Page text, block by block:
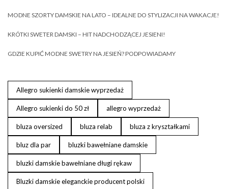
MODNE SZORTY DAMSKIE NA LATO – IDEALNE DO STYLIZACJI NA WAKACJE!
KRÓTKI SWETER DAMSKI – HIT NADCHODZĄCEJ JESIENI!
GDZIE KUPIĆ MODNE SWETRY NA JESIEŃ? PODPOWIADAMY
Allegro sukienki damskie wyprzedaż
Allegro sukienki do 50 zł allegro wyprzedaż
bluza oversized bluza relab bluza z kryształkami
bluz dla par bluzki bawełniane damskie
bluzki damskie bawełniane długi rękaw
Bluzki damskie eleganckie producent polski